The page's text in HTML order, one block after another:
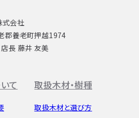
式会社
郡養老町押越1974
長 藤井 友美
て 取扱木材・樹種
取扱木材と選び方